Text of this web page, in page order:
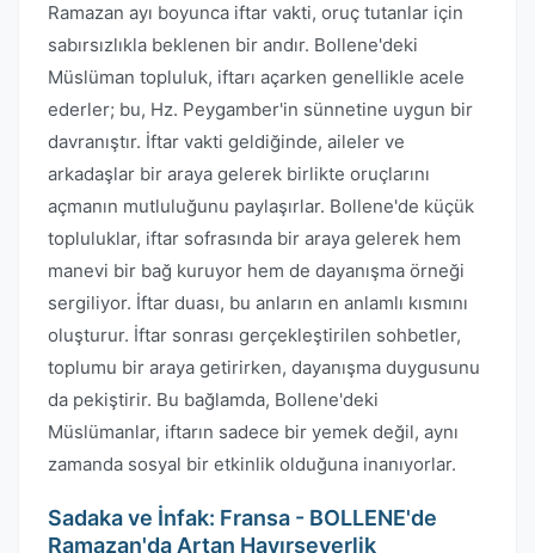
Ramazan ayı boyunca iftar vakti, oruç tutanlar için
sabırsızlıkla beklenen bir andır. Bollene'deki
Müslüman topluluk, iftarı açarken genellikle acele
ederler; bu, Hz. Peygamber'in sünnetine uygun bir
davranıştır. İftar vakti geldiğinde, aileler ve
arkadaşlar bir araya gelerek birlikte oruçlarını
açmanın mutluluğunu paylaşırlar. Bollene'de küçük
topluluklar, iftar sofrasında bir araya gelerek hem
manevi bir bağ kuruyor hem de dayanışma örneği
sergiliyor. İftar duası, bu anların en anlamlı kısmını
oluşturur. İftar sonrası gerçekleştirilen sohbetler,
toplumu bir araya getirirken, dayanışma duygusunu
da pekiştirir. Bu bağlamda, Bollene'deki
Müslümanlar, iftarın sadece bir yemek değil, aynı
zamanda sosyal bir etkinlik olduğuna inanıyorlar.
Sadaka ve İnfak: Fransa - BOLLENE'de
Ramazan'da Artan Hayırseverlik